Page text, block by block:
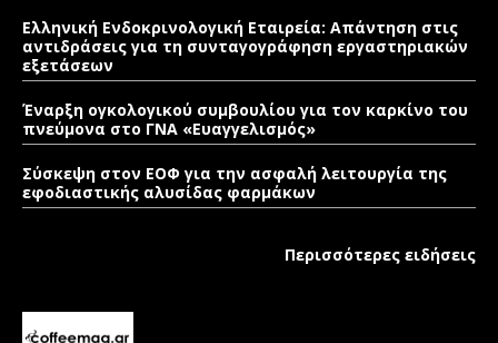
Ελληνική Ενδοκρινολογική Εταιρεία: Απάντηση στις
αντιδράσεις για τη συνταγογράφηση εργαστηριακών
εξετάσεων
Έναρξη ογκολογικού συμβουλίου για τον καρκίνο του
πνεύμονα στο ΓΝΑ «Ευαγγελισμός»
Σύσκεψη στον ΕΟΦ για την ασφαλή λειτουργία της
εφοδιαστικής αλυσίδας φαρμάκων
Περισσότερες ειδήσεις